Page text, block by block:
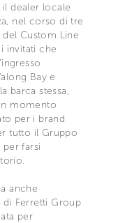
dealer locale
nel corso di tre
Custom Line
invitati che
Bay e
barca stessa,
momento
per i brand
tutto il Gruppo
farsi
anche
di Ferretti Group
per